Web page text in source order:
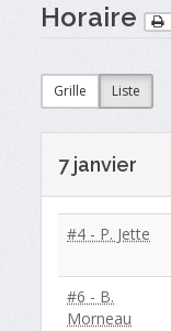
Horaire
Grille Liste
7 janvier
#4 - P. Jette
#6 - B.
Morneau